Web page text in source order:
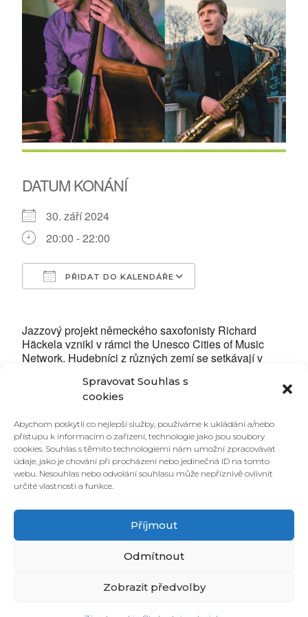
Spravovat Souhlas s
cookies
Abychom poskytli co nejlepší služby, používáme k ukládání a/nebo
přístupu k informacím o zařízení, technologie jako jsou soubory
cookies. Souhlas s těmito technologiemi nám umožní zpracovávat
údaje, jako je chování při procházení nebo jedinečná ID na tomto
webu. Nesouhlas nebo odvolání souhlasu může nepříznivě ovlivnit
určité vlastnosti a funkce.
Příjmout
Odmítnout
Zobrazit předvolby
DATUM KONÁNÍ
30. září 2024
20:00 - 22:00
PŘIDAT DO KALENDÁŘE
Jazzový projekt německého saxofonisty Richard
Häckela vznikl v rámci the Unesco Cities of Music
Network. Hudebníci z různých zemí se setkávají v
společný autorský program.
Jonas Engel – saxofon
Radim Hanousek – saxofon
Nico Gutu – akordeon
Clara Däubler – kontrabas
Valentin Duit – bicí